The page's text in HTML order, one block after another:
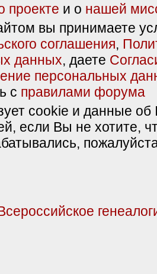
проекте и о нашей
вы принимаете
соглашения,
данных, даете
персональных
с правилами форума
cookie и данные об
если Вы не хотите,